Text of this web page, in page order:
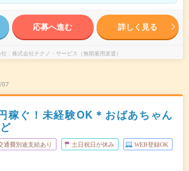
応募へ進む 詳しく見る
株式会社テクノ・サービス（無期雇用派遣）
07
稼ぐ！未経験OK＊おばあちゃん
通費別途支給あり 土日祝日が休み WEB登録OK